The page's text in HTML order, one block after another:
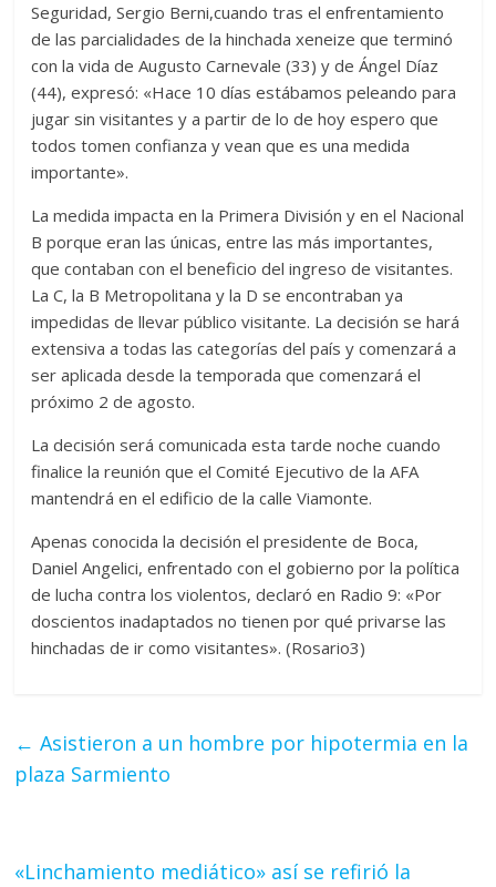
Seguridad, Sergio Berni,cuando tras el enfrentamiento
de las parcialidades de la hinchada xeneize que terminó
con la vida de Augusto Carnevale (33) y de Ángel Díaz
(44), expresó: «Hace 10 días estábamos peleando para
jugar sin visitantes y a partir de lo de hoy espero que
todos tomen confianza y vean que es una medida
importante».
La medida impacta en la Primera División y en el Nacional
B porque eran las únicas, entre las más importantes,
que contaban con el beneficio del ingreso de visitantes.
La C, la B Metropolitana y la D se encontraban ya
impedidas de llevar público visitante. La decisión se hará
extensiva a todas las categorías del país y comenzará a
ser aplicada desde la temporada que comenzará el
próximo 2 de agosto.
La decisión será comunicada esta tarde noche cuando
finalice la reunión que el Comité Ejecutivo de la AFA
mantendrá en el edificio de la calle Viamonte.
Apenas conocida la decisión el presidente de Boca,
Daniel Angelici, enfrentado con el gobierno por la política
de lucha contra los violentos, declaró en Radio 9: «Por
doscientos inadaptados no tienen por qué privarse las
hinchadas de ir como visitantes». (Rosario3)
← Asistieron a un hombre por hipotermia en la
plaza Sarmiento
«Linchamiento mediático» así se refirió la